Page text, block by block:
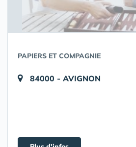
PAPIERS ET COMPAGNIE
84000 - AVIGNON